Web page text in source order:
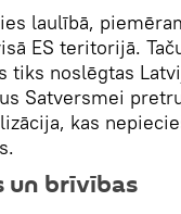
laulībā,
ES teritorijā.
tiks noslēgtas
Satversmei
kas
un brīvības